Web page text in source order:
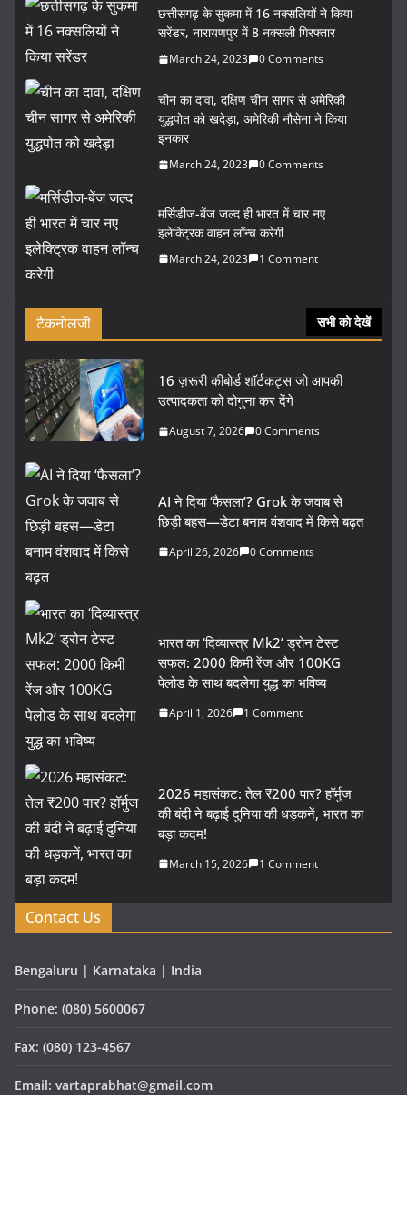
छत्तीसगढ़ के सुकमा में 16 नक्सलियों ने किया
सरेंडर, नारायणपुर में 8 नक्सली गिरफ्तार
March 24, 2023 0 Comments
चीन का दावा, दक्षिण चीन सागर से अमेरिकी
युद्धपोत को खदेड़ा, अमेरिकी नौसेना ने किया
इनकार
March 24, 2023 0 Comments
मर्सिडीज-बेंज जल्द ही भारत में चार नए
इलेक्ट्रिक वाहन लॉन्च करेगी
March 24, 2023 1 Comment
टैकनोलजी सभी को देखें
16 ज़रूरी कीबोर्ड शॉर्टकट्स जो आपकी
उत्पादकता को दोगुना कर देंगे
August 7, 2026 0 Comments
AI ने दिया ‘फैसला’? Grok के जवाब से
छिड़ी बहस—डेटा बनाम वंशवाद में किसे बढ़त
April 26, 2026 0 Comments
भारत का ‘दिव्यास्त्र Mk2’ ड्रोन टेस्ट
सफल: 2000 किमी रेंज और 100KG
पेलोड के साथ बदलेगा युद्ध का भविष्य
April 1, 2026 1 Comment
2026 महासंकट: तेल ₹200 पार? हॉर्मुज
की बंदी ने बढ़ाई दुनिया की धड़कनें, भारत का
बड़ा कदम!
March 15, 2026 1 Comment
Contact Us
Bengaluru | Karnataka | India
Phone: (080) 5600067
Fax: (080) 123-4567
Email: vartaprabhat@gmail.com